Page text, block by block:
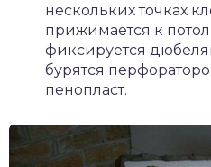
нескольких точках
прижимается к
фиксируется
бурятся
пенопласт.